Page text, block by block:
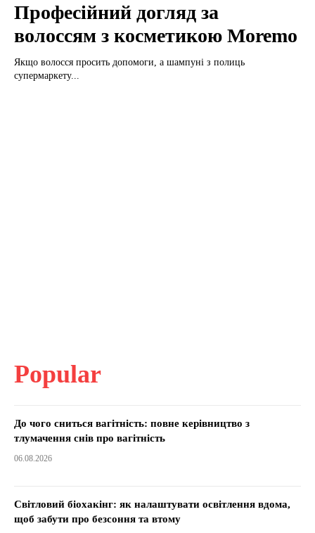
Професійний догляд за
волоссям з косметикою Moremo
Якщо волосся просить допомоги, а шампуні з полиць
супермаркету...
Popular
До чого сниться вагітність: повне керівництво з
тлумачення снів про вагітність
06.08.2026
Світловий біохакінг: як налаштувати освітлення вдома,
щоб забути про безсоння та втому